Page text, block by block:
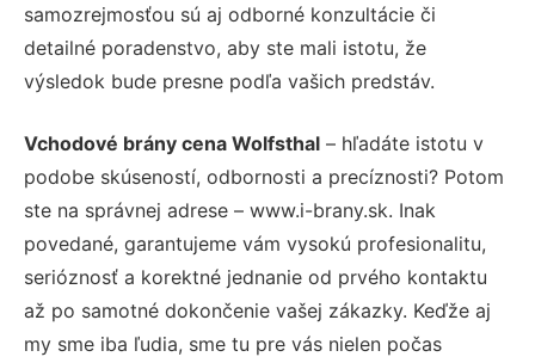
samozrejmosťou sú aj odborné konzultácie či
detailné poradenstvo, aby ste mali istotu, že
výsledok bude presne podľa vašich predstáv.
Vchodové brány cena Wolfsthal – hľadáte istotu v
podobe skúseností, odbornosti a precíznosti? Potom
ste na správnej adrese – www.i-brany.sk. Inak
povedané, garantujeme vám vysokú profesionalitu,
serióznosť a korektné jednanie od prvého kontaktu
až po samotné dokončenie vašej zákazky. Keďže aj
my sme iba ľudia, sme tu pre vás nielen počas